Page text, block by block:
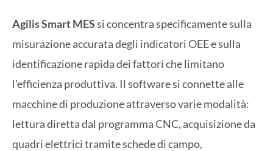
Agilis Smart MESsi concentra specificamente sulla
misurazione accurata degli indicatori OEE e sulla
identificazione rapida dei fattori che limitano
l’efficienza produttiva. Il software si connette alle
macchine di produzione attraverso varie modalità:
lettura diretta dal programma CNC, acquisizione da
quadri elettrici tramite schede di campo,